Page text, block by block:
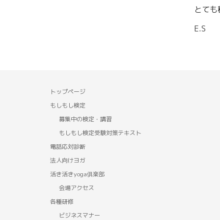
とて
E.S
トップページ
もしもし検定
募集中の検定・講習
もしもし検定受験対策テキスト
電話応対診断
法人向けヨガ
活き活きyoga俱楽部
会場アクセス
各種研修
ビジネスマナー